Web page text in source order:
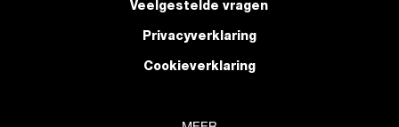
Veelgestelde vragen
Privacyverklaring
Cookieverklaring